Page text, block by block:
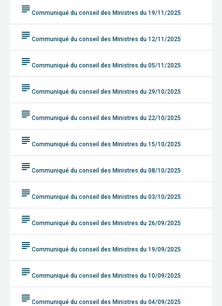
subject Communiqué du conseil des Ministres du 19/11/2025
subject Communiqué du conseil des Ministres du 12/11/2025
subject Communiqué du conseil des Ministres du 05/11/2025
subject Communiqué du conseil des Ministres du 29/10/2025
subject Communiqué du conseil des Ministres du 22/10/2025
subject Communiqué du conseil des Ministres du 15/10/2025
subject Communiqué du conseil des Ministres du 08/10/2025
subject Communiqué du conseil des Ministres du 03/10/2025
subject Communiqué du conseil des Ministres du 26/09/2025
subject Communiqué du conseil des Ministres du 19/09/2025
subject Communiqué du conseil des Ministres du 10/09/2025
subject Communiqué du conseil des Ministres du 04/09/2025